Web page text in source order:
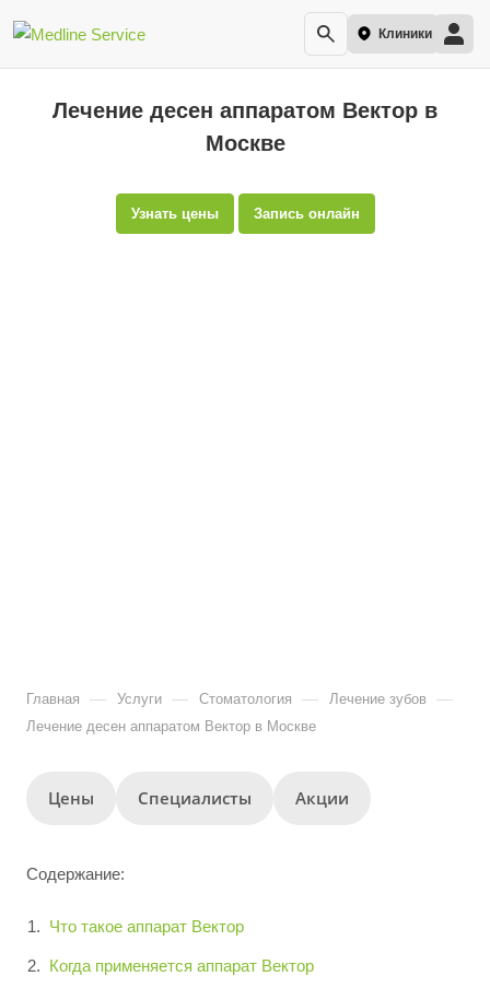
Клиники
Лечение десен аппаратом Вектор в
Москве
Узнать цены Запись онлайн
Главная — Услуги — Стоматология — Лечение зубов —
Лечение десен аппаратом Вектор в Москве
Цены Специалисты Акции
Содержание:
Что такое аппарат Вектор
Когда применяется аппарат Вектор